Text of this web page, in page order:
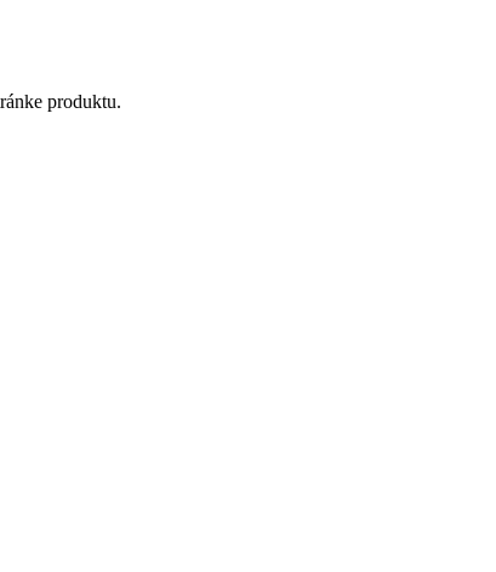
produktu.